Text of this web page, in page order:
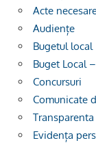
Acte
Audiențe
Bugetul local
Buget Local
Concursuri
Comunicate
Evidența